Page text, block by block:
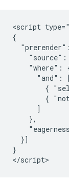
<script
{
"source":
"where":
"and":
{
{
      ]
    },
  }]
}